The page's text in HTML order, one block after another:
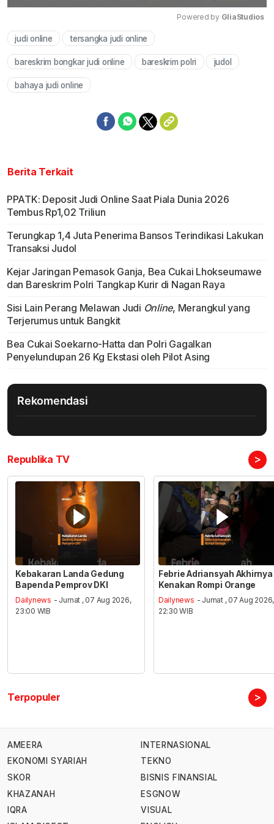
Powered by GliaStudios
judi online tersangka judi online
bareskrim bongkar judi online bareskrim polri judol
bahaya judi online
Berita Terkait
PPATK: Deposit Judi Online Saat Piala Dunia 2026
Tembus Rp1,02 Triliun
Terungkap 1,4 Juta Penerima Bansos Terindikasi Lakukan
Transaksi Judol
Kejar Jaringan Pemasok Ganja, Bea Cukai Lhokseumawe
dan Bareskrim Polri Tangkap Kurir di Nagan Raya
Sisi Lain Perang Melawan Judi Online, Merangkul yang
Terjerumus untuk Bangkit
Bea Cukai Soekarno-Hatta dan Polri Gagalkan
Penyelundupan 26 Kg Ekstasi oleh Pilot Asing
Rekomendasi
Republika TV >
Kebakaran Landa Gedung
Bapenda Pemprov DKI
Dailynews - Jumat , 07 Aug 2026,
23:00 WIB
Febrie Adriansyah Akhirnya
Kenakan Rompi Orange
Dailynews - Jumat , 07 Aug 2026,
22:30 WIB
Terpopuler >
AMEERA
EKONOMI SYARIAH
SKOR
KHAZANAH
IQRA
INTERNASIONAL
TEKNO
BISNIS FINANSIAL
ESGNOW
VISUAL